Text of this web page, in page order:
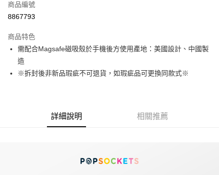
超商取貨付款
Apple Pay
街口支付
２．便利：只要手機號碼，簡訊認證，即可結帳。
商品編號
8867793
商品特色
需配合Magsafe磁吸殼於手機後方使用產地：美國設計、中國製
造
※拆封後非新品瑕疵不可退貨，如瑕疵品可更換同款式※
詳細說明 相關推薦